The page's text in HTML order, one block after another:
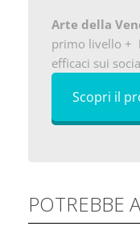
Arte della
primo livello +
efficaci sui
Scopri il
POTREBBE